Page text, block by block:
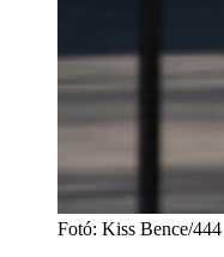
Fotó: Kiss Bence/444